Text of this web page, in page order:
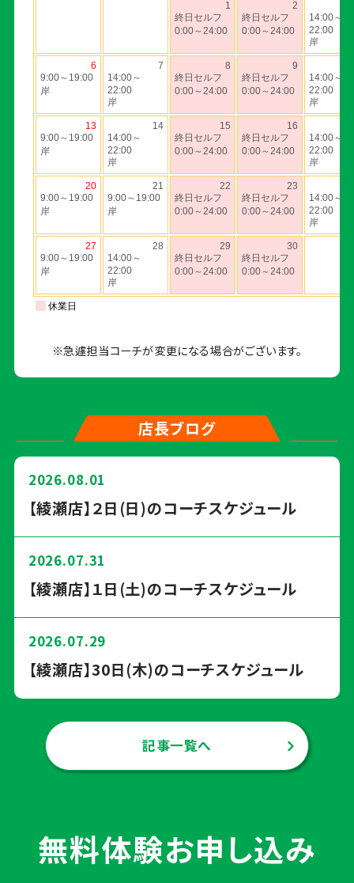
※急遽担当コーチが変更になる場合がございます。
店長ブログ
2026.08.01
【綾瀬店】２日(日)のコーチスケジュール
2026.07.31
【綾瀬店】１日(土)のコーチスケジュール
2026.07.29
【綾瀬店】30日(木)のコーチスケジュール
記事一覧へ
無料体験お申し込み